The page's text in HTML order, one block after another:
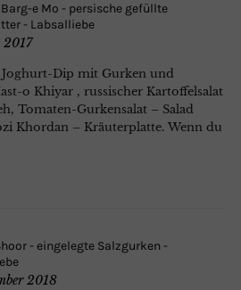
e Mo - persische gefüllte
- Labsalliebe
Joghurt-Dip mit Gurken und
o Khiyar , russischer Kartoffelsalat
Tomaten-Gurkensalat – Salad
Khordan – Kräuterplatte. Wenn du
- eingelegte Salzgurken -
2018